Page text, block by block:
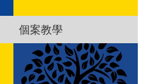
個案教學